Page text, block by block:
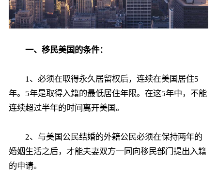
一、移民美国的条件：
1、必须在取得永久居留权后，连续在美国居住5
年。5年是取得入籍的最低居住年限。在这5年中，不能
连续超过半年的时间离开美国。
2、与美国公民结婚的外籍公民必须在保持两年的
婚姻生活之后，才能夫妻双方一同向移民部门提出入籍
的申请。